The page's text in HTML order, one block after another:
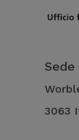
Sede
3063